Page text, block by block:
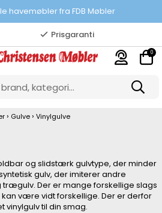
havemøbler fra FDB Møbler
Prisgaranti
10.000 m2 showroom
Gratis & gode parkeringsforhold
0
› Gulve › Vinylgulve
og slidstærk gulvtype, der minder
gulv, der imiterer andre
Der er mange forskellige slags
være vidt forskellige. Der er derfor
vinylgulv til din smag.